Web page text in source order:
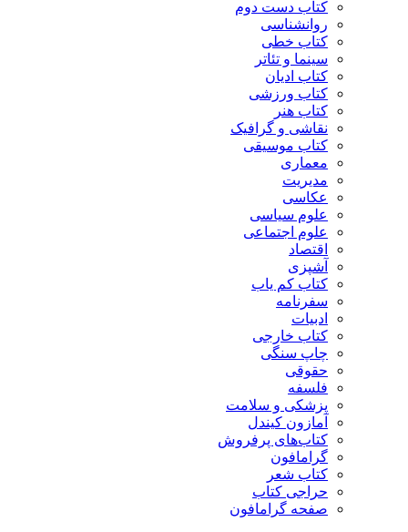
کتاب دست دوم
روانشناسی
کتاب خطی
سینما و تئاتر
کتاب ادیان
کتاب ورزشی
کتاب هنر
نقاشی و گرافیک
کتاب موسیقی
معماری
مدیریت
عکاسی
علوم سیاسی
علوم اجتماعی
اقتصاد
آشپزی
کتاب کم یاب
سفرنامه
ادبیات
کتاب خارجی
چاپ سنگی
حقوقی
فلسفه
پزشکی و سلامت
آمازون کیندل
کتاب‌های پرفروش
گرامافون
کتاب شعر
حراجی کتاب
صفحه گرامافون